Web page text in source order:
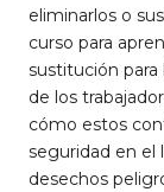
eliminarlos o
curso para
sustitución
de los
cómo estos
seguridad en el
desechos